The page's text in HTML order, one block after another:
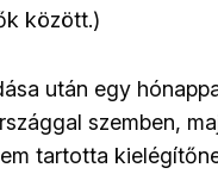
között.)
után egy
szemben,
tartotta